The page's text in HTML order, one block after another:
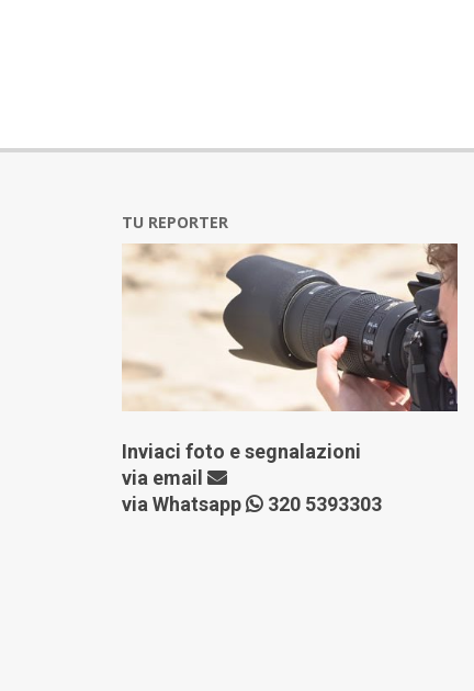
TU REPORTER
Inviaci foto e segnalazioni
via email
via Whatsapp
320 5393303